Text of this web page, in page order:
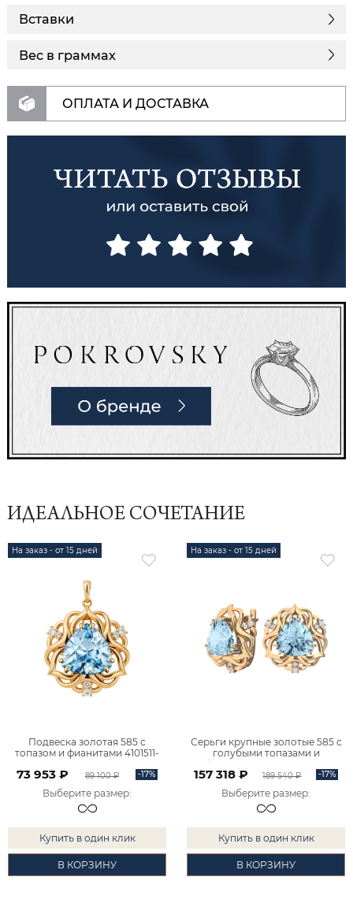
Вставки
Вес в граммах
ОПЛАТА И ДОСТАВКА
ИДЕАЛЬНОЕ СОЧЕТАНИЕ
На заказ - от 15 дней
Подвеска золотая 585 с
топазом и фианитами 4101511-
73 953 ₽ 89 100 ₽ -17%
Выберите размер:
Купить в один клик
В КОРЗИНУ
На заказ - от 15 дней
Серьги крупные золотые 585 с
голубыми топазами и
фианитами 2101511-00720
157 318 ₽ 189 540 ₽ -17%
Выберите размер:
Купить в один клик
В КОРЗИНУ